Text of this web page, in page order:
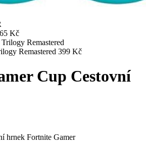
Kč
Remastered 399 Kč
Cup Cestovní
hrnek Fortnite Gamer